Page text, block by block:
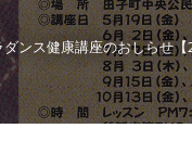
ダンス健康講座のおしらせ